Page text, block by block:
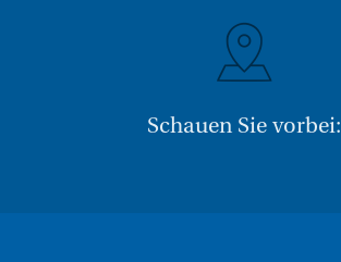
Schauen Sie vorbei: